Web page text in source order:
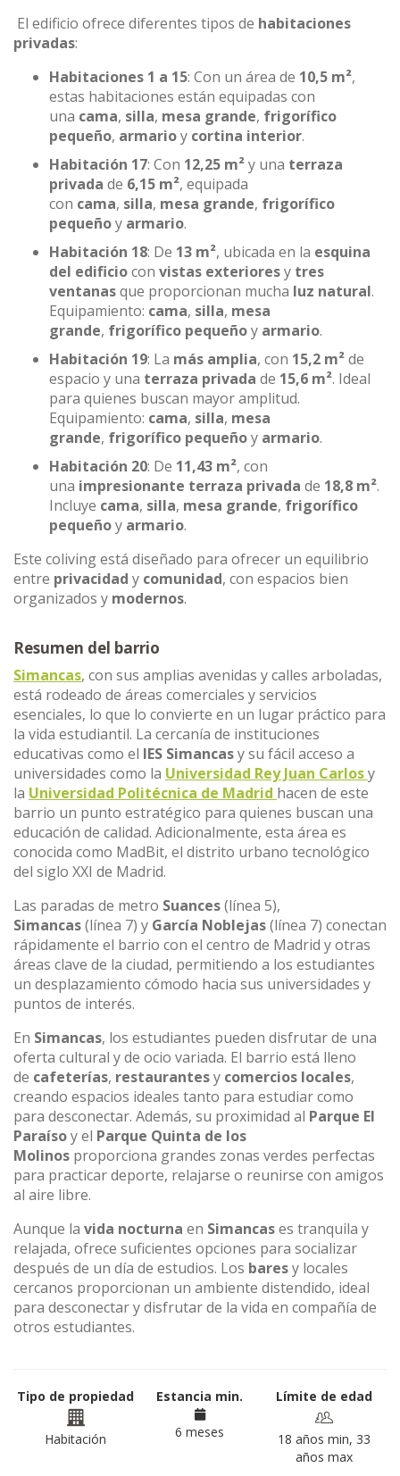
El edificio ofrece diferentes tipos de habitaciones
privadas:
Habitaciones 1 a 15: Con un área de 10,5 m²,
estas habitaciones están equipadas con
una cama, silla, mesa grande, frigorífico
pequeño, armarioy cortina interior.
Habitación 17: Con 12,25 m²y una terraza
privada de 6,15 m², equipada
con cama, silla, mesa grande, frigorífico
pequeñoy armario.
Habitación 18: De 13 m², ubicada en la esquina
del edificiocon vistas exterioresy tres
ventanasque proporcionan mucha luz natural.
Equipamiento: cama, silla, mesa
grande, frigorífico pequeñoy armario.
Habitación 19: La más amplia, con 15,2 m²de
espacio y una terraza privada de 15,6 m². Ideal
para quienes buscan mayor amplitud.
Equipamiento: cama, silla, mesa
grande, frigorífico pequeñoy armario.
Habitación 20: De 11,43 m², con
una impresionante terraza privada de 18,8 m².
Incluye cama, silla, mesa grande, frigorífico
pequeñoy armario.
Este coliving está diseñado para ofrecer un equilibrio
entre privacidad y comunidad, con espacios bien
organizados y modernos.
Resumen del barrio
Simancas, con sus amplias avenidas y calles arboladas,
está rodeado de áreas comerciales y servicios
esenciales, lo que lo convierte en un lugar práctico para
la vida estudiantil. La cercanía de instituciones
educativas como el IES Simancasy su fácil acceso a
universidades como la Universidad Rey Juan Carlosy
la Universidad Politécnica de Madrid hacen de este
barrio un punto estratégico para quienes buscan una
educación de calidad. Adicionalmente, esta área es
conocida como MadBit, el distrito urbano tecnológico
del siglo XXI de Madrid.
Las paradas de metro Suances(línea 5),
Simancas(línea 7) y García Noblejas(línea 7) conectan
rápidamente el barrio con el centro de Madrid y otras
áreas clave de la ciudad, permitiendo a los estudiantes
un desplazamiento cómodo hacia sus universidades y
puntos de interés.
En Simancas, los estudiantes pueden disfrutar de una
oferta cultural y de ocio variada. El barrio está lleno
de cafeterías, restaurantesy comercios locales,
creando espacios ideales tanto para estudiar como
para desconectar. Además, su proximidad al Parque El
Paraísoy el Parque Quinta de los
Molinos proporciona grandes zonas verdes perfectas
para practicar deporte, relajarse o reunirse con amigos
al aire libre.
Aunque la vida nocturna en Simancases tranquila y
relajada, ofrece suficientes opciones para socializar
después de un día de estudios. Los baresy locales
cercanos proporcionan un ambiente distendido, ideal
para desconectar y disfrutar de la vida en compañía de
otros estudiantes.
Tipo de propiedad
Habitación
Estancia min.
6 meses
Límite de edad
18 años min, 33
años max